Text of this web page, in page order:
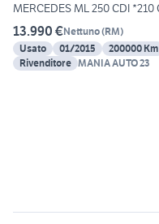
MERCEDES ML 250 CDI *210
13.990 €Nettuno(RM)
Usato
01/2015 200000 Km
Rivenditore MANIA AUTO 23